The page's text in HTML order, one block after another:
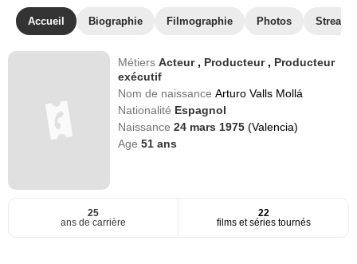
Accueil Biographie Filmographie Photos
MétiersActeur , Producteur , Producteur
exécutif
Nom de naissanceArturo Valls Mollá
Nationalité Espagnol
Naissance24 mars 1975(Valencia)
Age51 ans
25
ans de carrière
22
films et séries tournés